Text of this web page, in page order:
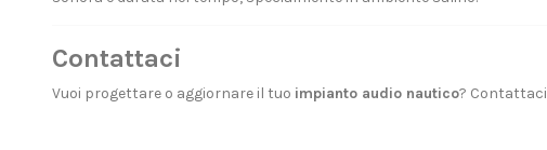
Contattaci
Vuoi progettare o aggiornare il tuo impianto audio nautico? Contattaci